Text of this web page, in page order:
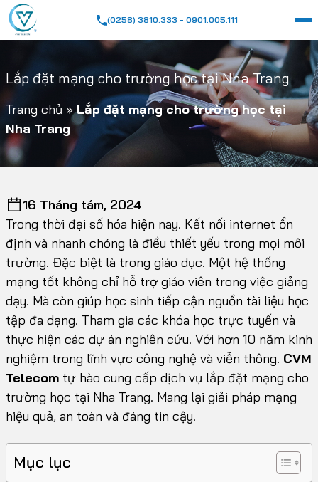
(0258) 3810.333 - 0901.005.111
Lắp đặt mạng cho trường học tại Nha Trang
Trang chủ »Lắp đặt mạng cho trường học tại
Nha Trang
16 Tháng tám, 2024
Trong thời đại số hóa hiện nay. Kết nối internet ổn
định và nhanh chóng là điều thiết yếu trong mọi môi
trường. Đặc biệt là trong giáo dục. Một hệ thống
mạng tốt không chỉ hỗ trợ giáo viên trong việc giảng
dạy. Mà còn giúp học sinh tiếp cận nguồn tài liệu học
tập đa dạng. Tham gia các khóa học trực tuyến và
thực hiện các dự án nghiên cứu. Với hơn 10 năm kinh
nghiệm trong lĩnh vực công nghệ và viễn thông. CVM
Telecom tự hào cung cấp dịch vụ lắp đặt mạng cho
trường học tại Nha Trang. Mang lại giải pháp mạng
hiệu quả, an toàn và đáng tin cậy.
Mục lục